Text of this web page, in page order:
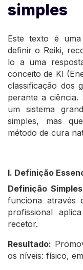
simples
Este texto é
definir o Reiki,
lo a uma
conceito de KI
classificação dos
perante a ciência.
um sistema
simples, mas
método de cura
I. Definição
Definição
funciona através
profissional
recetor.
Resultado:
os níveis: físico,